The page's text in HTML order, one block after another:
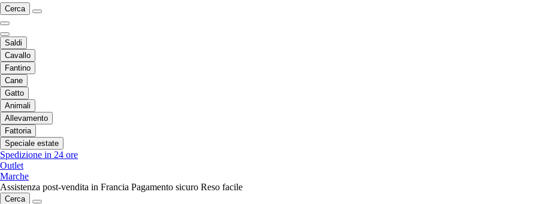
Cerca
Saldi
Cavallo
Fantino
Cane
Gatto
Animali
Allevamento
Fattoria
Speciale estate
Spedizione in 24 ore
Outlet
Marche
Assistenza post-vendita in Francia Pagamento sicuro Reso facile
Cerca